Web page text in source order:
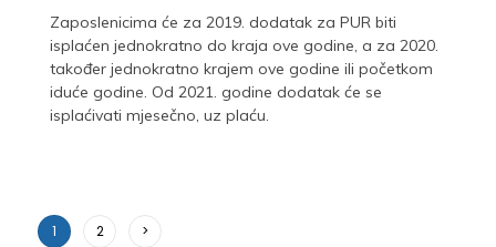
Zaposlenicima će za 2019. dodatak za PUR biti
isplaćen jednokratno do kraja ove godine, a za 2020.
također jednokratno krajem ove godine ili početkom
iduće godine. Od 2021. godine dodatak će se
isplaćivati mjesečno, uz plaću.
1 2 >